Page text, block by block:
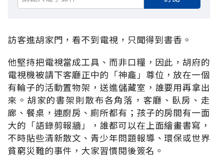
訪客進胡家門，看不到電視，只聞得到書香。
他堅持把電視當成工具、而非口糧，因此，胡府的
電視機被請下客廳正中的「神龕」尊位，放在一個
有輪子的活動置物架，送進儲藏室，誰要用再拿出
來。胡家的書架則散布各角落，客廳、臥房、走
廊、餐桌，連廚房、廁所都有；孩子的房間有一面
大的「語錄剪報牆」，誰都可以在上面繪畫書寫，
不時貼些清新散文、青少年問題報導、環保或世界
貧窮災難的事件，大家習慣閱後簽名。